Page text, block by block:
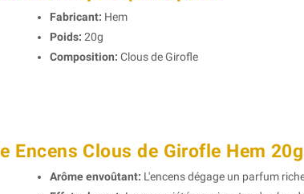
Fabricant: Hem
Poids: 20g
Composition: Clous de Girofle
Encens Clous de Girofle Hem 20g
Arôme envoûtant: L'encens dégage un parfum